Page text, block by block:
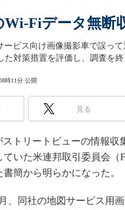
Wi-Fiデータ無断
ービス向け画像撮影車で誤っ
た対策措置を評価し、調査を終
時11分 公開
見る
トリートビューの情報収
ていた米連邦取引委員会（
簡から明らかになった。
、同社の地図サービス用